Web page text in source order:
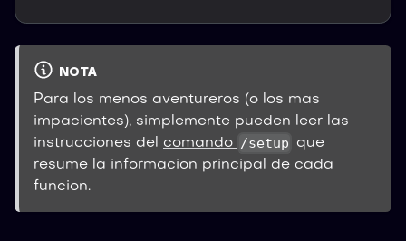
NOTA
Para los menos aventureros (o los mas
impacientes), simplemente pueden leer las
instrucciones del comando /setup
que
resume la informacion principal de cada
funcion.